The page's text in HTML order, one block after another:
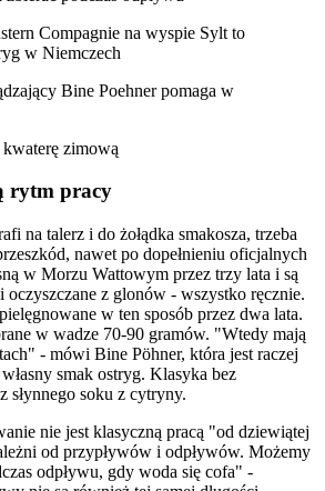
rytm pracy
na talerz i do żołądka smakosza, trzeba
nawet po dopełnieniu oficjalnych
w Morzu Wattowym przez trzy lata i są
oczyszczane z glonów - wszystko ręcznie.
w ten sposób przez dwa lata.
w wadze 70-90 gramów. "Wtedy mają
- mówi Bine Pöhner, która jest raczej
smak ostryg. Klasyka bez
słynnego soku z cytryny.
nie jest klasyczną pracą "od dziewiątej
od przypływów i odpływów. Możemy
odpływu, gdy woda się cofa" -